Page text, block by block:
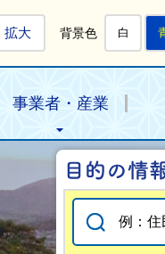
拡大 背景色 白
事業者・産業